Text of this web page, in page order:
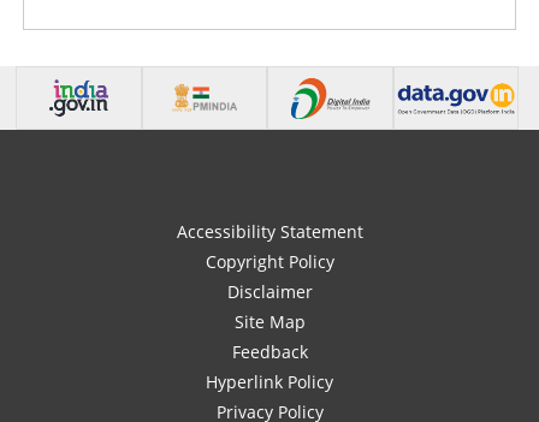
Accessibility Statement
Copyright Policy
Disclaimer
Site Map
Feedback
Hyperlink Policy
Privacy Policy